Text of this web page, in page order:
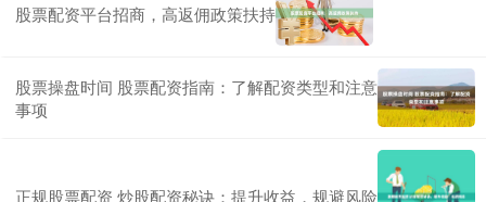
股票配资平台招商，高返佣政策扶持
股票操盘时间 股票配资指南：了解配资类型和注意
事项
正规股票配资 炒股配资秘诀：提升收益，规避风险